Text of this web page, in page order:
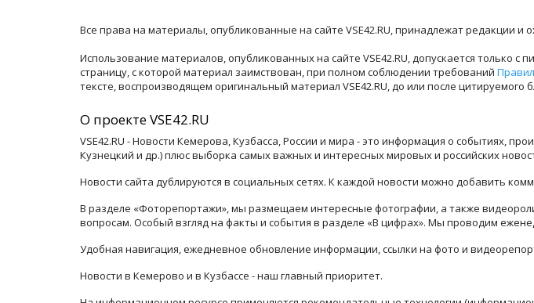
Все права на материалы, опубликованные на сайте VSE42.RU, принадлежат редакции и
Использование материалов, опубликованных на сайте VSE42.RU, допускается только
страницу, с которой материал заимствован, при полном соблюдении требований
тексте, воспроизводящем оригинальный материал VSE42.RU, до или после цитируемого
О проекте VSE42.RU
VSE42.RU - Новости Кемерова, Кузбасса, России и мира - это информация о событиях,
Кузнецкий и др.) плюс выборка самых важных и интересных мировых и российских
Новости сайта дублируются в социальных сетях. К каждой новости можно добавить
В разделе «Фоторепортажи», мы размещаем интересные фотографии, а также
вопросам. Особый взгляд на факты и события в разделе «В цифрах». Мы проводим
Удобная навигация, ежедневное обновление информации, ссылки на фото и
Новости в Кемерово и в Кузбассе - наш главный приоритет.